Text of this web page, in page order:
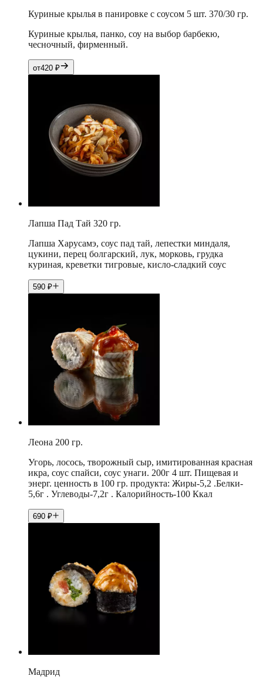
Куриные крылья в панировке с соусом 5 шт. 370/30 гр.
Куриные крылья, панко, соу на выбор барбекю,
чесночный, фирменный.
от420 ₽
Лапша Пад Тай 320 гр.
Лапша Харусамэ, соус пад тай, лепестки миндаля,
цукини, перец болгарский, лук, морковь, грудка
куриная, креветки тигровые, кисло-сладкий соус
590 ₽
Леона 200 гр.
Угорь, лосось, творожный сыр, имитированная красная
икра, соус спайси, соус унаги. 200г 4 шт. Пищевая и
энерг. ценность в 100 гр. продукта: Жиры-5,2 .Белки-
5,6г . Углеводы-7,2г . Калорийность-100 Ккал
690 ₽
Мадрид